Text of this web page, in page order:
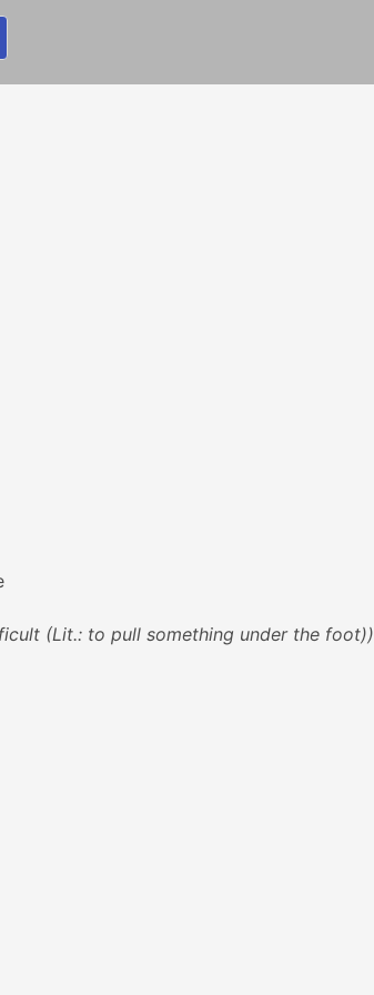
(Lit.: to pull something under the foot))